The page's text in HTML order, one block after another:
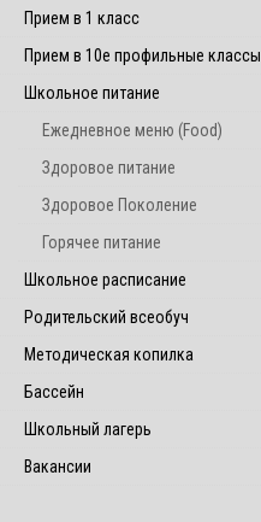
Прием в 1 класс
Прием в 10е профильные классы
Школьное питание
Ежедневное меню (Food)
Здоровое питание
Здоровое Поколение
Горячее питание
Школьное расписание
Родительский всеобуч
Методическая копилка
Бассейн
Школьный лагерь
Вакансии